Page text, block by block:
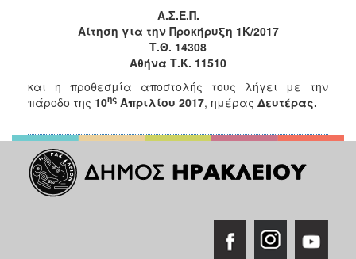
Α.Σ.Ε.Π.
Αίτηση για την Προκήρυξη 1Κ/2017
Τ.Θ. 14308
Αθήνα Τ.Κ. 11510
και η προθεσμία αποστολής τους λήγει με την
πάροδο της 10ης Απριλίου 2017, ημέρας Δευτέρας.